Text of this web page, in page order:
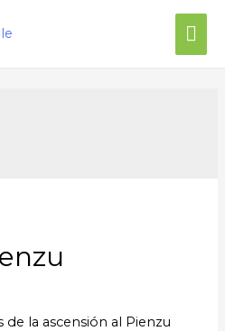
la ascensión al Pienzu